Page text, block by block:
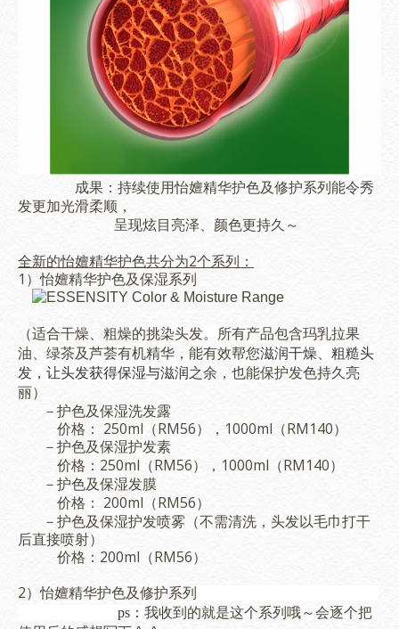
成果：持续使用怡嬗精华护色及修护系列能令秀
发更加光滑柔顺，
呈现炫目亮泽、颜色更持久～
全新的怡嬗精华护色共分为2个系列：
1）怡嬗精华护色及保湿系列
（适合干燥、粗燥的挑染头发。
所有产品包含玛乳拉果
油、绿茶及芦荟有机精华，能有效帮您滋润干燥、粗糙头
发，让头发获得保湿与滋润之余，也能保护发色持久亮
丽）
－护色及保湿洗发露
价格： 250ml（RM56），1000ml（RM140）
－护色及保湿护发素
价格： 250ml（RM56），1000ml（RM140）
－护色及保湿发膜
价格： 200ml（RM56）
－护色及保湿护发喷雾（不需清洗，头发以毛巾打干
后直接喷射）
价格：200ml（RM56）
2）怡嬗精华护色及修护系列
ps： 我收到的就是这个系列哦～会逐个把